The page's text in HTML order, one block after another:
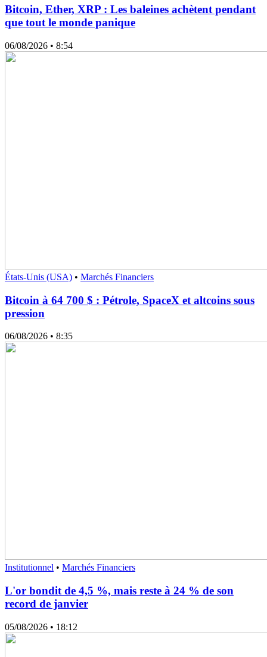
Bitcoin, Ether, XRP : Les baleines achètent pendant
que tout le monde panique
06/08/2026 • 8:54
États-Unis (USA) • Marchés Financiers
Bitcoin à 64 700 $ : Pétrole, SpaceX et altcoins sous
pression
06/08/2026 • 8:35
Institutionnel • Marchés Financiers
L'or bondit de 4,5 %, mais reste à 24 % de son
record de janvier
05/08/2026 • 18:12